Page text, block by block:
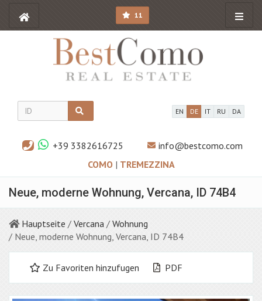
11
EN DE IT RU DA
+39 3382616725
info@bestcomo.com
COMO | TREMEZZINA
Neue, moderne Wohnung, Vercana, ID 74B4
Hauptseite / Vercana / Wohnung
/ Neue, moderne Wohnung, Vercana, ID 74B4
Zu Favoriten hinzufugen PDF